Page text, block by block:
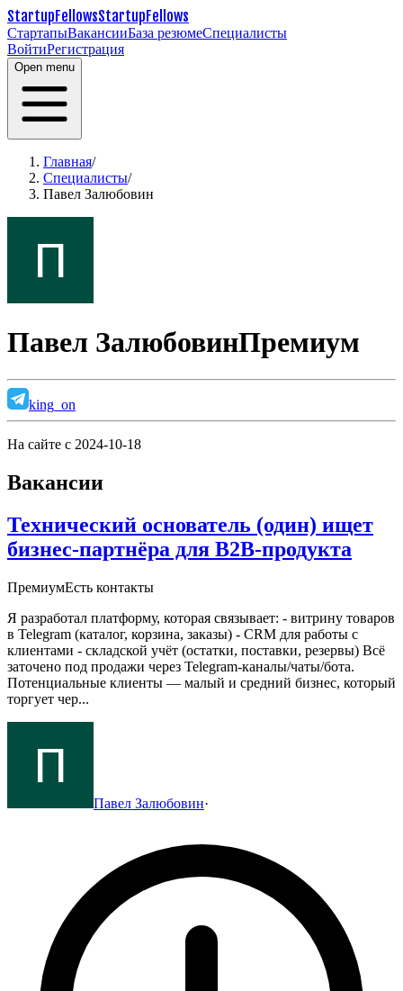
StartupFellowsStartupFellows
СтартапыВакансииБаза резюмеСпециалисты
ВойтиРегистрация
Open menu
Главная/
Специалисты/
Павел Залюбовин
Павел ЗалюбовинПремиум
king_on
На сайте с 2024-10-18
Вакансии
Технический основатель (один) ищет
бизнес-партнёра для B2B-продукта
ПремиумЕсть контакты
Я разработал платформу, которая связывает: - витрину товаров
в Telegram (каталог, корзина, заказы) - CRM для работы с
клиентами - складской учёт (остатки, поставки, резервы) Всё
заточено под продажи через Telegram-каналы/чаты/бота.
Потенциальные клиенты — малый и средний бизнес, который
торгует чер...
Павел Залюбовин·